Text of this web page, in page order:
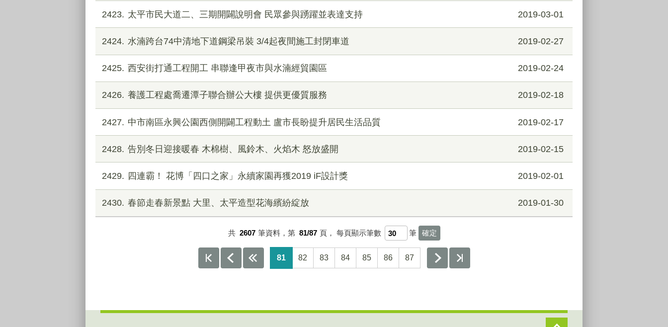
2423 太平市民大道二、三期開闢說明會 民眾參與踴躍並表達支持 2019-03-01
2424 水湳跨台74中清地下道鋼梁吊裝 3/4起夜間施工封閉車道 2019-02-27
2425 西安街打通工程開工 串聯逢甲夜市與水湳經貿園區 2019-02-24
2426 養護工程處喬遷潭子聯合辦公大樓 提供更優質服務 2019-02-18
2427 中市南區永興公園西側開闢工程動土 盧市長盼提升居民生活品質 2019-02-17
2428 告別冬日迎接暖春 木棉樹、風鈴木、火焰木 怒放盛開 2019-02-15
2429 四連霸！ 花博「四口之家」永續家園再獲2019 iF設計獎 2019-02-01
2430 春節走春新景點 大里、太平造型花海繽紛綻放 2019-01-30
共 2607 筆資料，第 81/87 頁， 每頁顯示筆數 筆
81 82 83 84 85 86 87